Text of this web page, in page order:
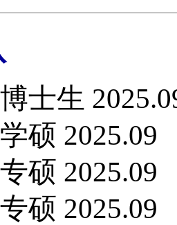
士生
硕 2025.09
硕 2025.09
硕 2025.09